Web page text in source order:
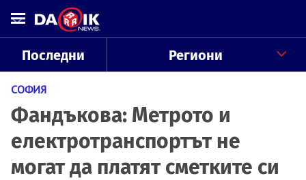
Последни Региони
СОФИЯ
Фандъкова: Метрото и
електротранспортът не
могат да платят сметките си